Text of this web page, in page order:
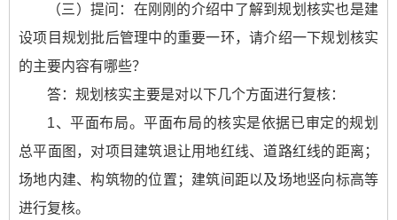
（三）提问：在刚刚的介绍中了解到规划核实也是建
设项目规划批后管理中的重要一环，请介绍一下规划核实
的主要内容有哪些？
答：规划核实主要是对以下几个方面进行复核：
1、平面布局。平面布局的核实是依据已审定的规划
总平面图，对项目建筑退让用地红线、道路红线的距离；
场地内建、构筑物的位置；建筑间距以及场地竖向标高等
进行复核。